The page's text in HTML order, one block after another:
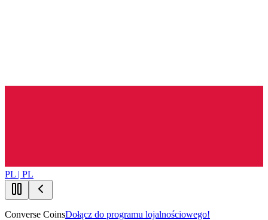
PL | PL
Converse CoinsDołącz do programu lojalnościowego!